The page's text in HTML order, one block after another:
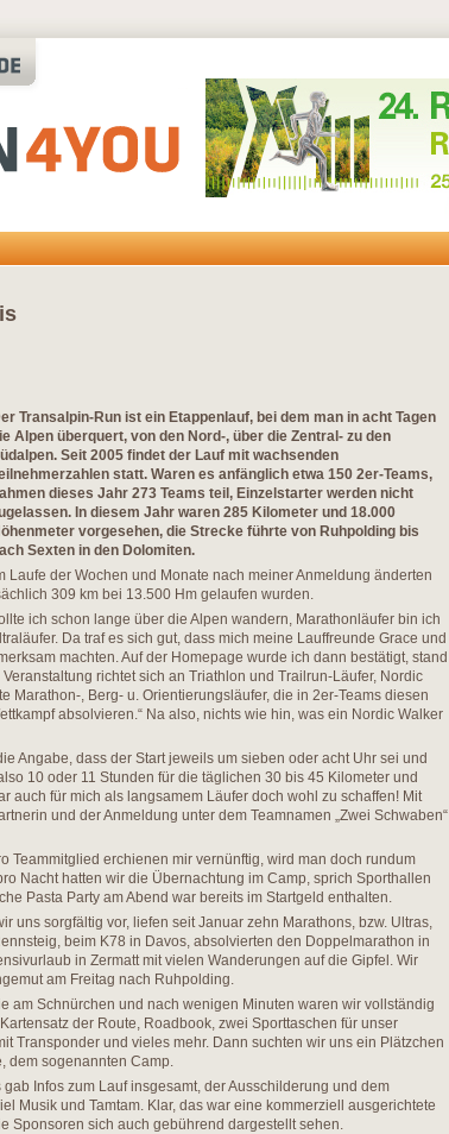
Transalpin-Run ist ein Etappenlauf, bei dem man in acht Tagen
Alpen überquert, von den Nord-, über die Zentral- zu den
Seit 2005 findet der Lauf mit wachsenden
statt. Waren es anfänglich etwa 150 2er-Teams,
dieses Jahr 273 Teams teil, Einzelstarter werden nicht
In diesem Jahr waren 285 Kilometer und 18.000
vorgesehen, die Strecke führte von Ruhpolding bis
Sexten in den Dolomiten.
Laufe der Wochen und Monate nach meiner Anmeldung änderten
309 km bei 13.500 Hm gelaufen wurden.
ich schon lange über die Alpen wandern, Marathonläufer bin ich
Da traf es sich gut, dass mich meine Lauffreunde Grace und
machten. Auf der Homepage wurde ich dann bestätigt, stand
richtet sich an Triathlon und Trailrun-Läufer, Nordic
Marathon-, Berg- u. Orientierungsläufer, die in 2er-Teams diesen
absolvieren.“ Na also, nichts wie hin, was ein Nordic Walker
Angabe, dass der Start jeweils um sieben oder acht Uhr sei und
10 oder 11 Stunden für die täglichen 30 bis 45 Kilometer und
auch für mich als langsamem Läufer doch wohl zu schaffen! Mit
und der Anmeldung unter dem Teamnamen „Zwei Schwaben“
Teammitglied erchienen mir vernünftig, wird man doch rundum
Nacht hatten wir die Übernachtung im Camp, sprich Sporthallen
Pasta Party am Abend war bereits im Startgeld enthalten.
uns sorgfältig vor, liefen seit Januar zehn Marathons, bzw. Ultras,
beim K78 in Davos, absolvierten den Doppelmarathon in
in Zermatt mit vielen Wanderungen auf die Gipfel. Wir
am Freitag nach Ruhpolding.
am Schnürchen und nach wenigen Minuten waren wir vollständig
der Route, Roadbook, zwei Sporttaschen für unser
Transponder und vieles mehr. Dann suchten wir uns ein Plätzchen
dem sogenannten Camp.
Infos zum Lauf insgesamt, der Ausschilderung und dem
Musik und Tamtam. Klar, das war eine kommerziell ausgerichtete
Sponsoren sich auch gebührend dargestellt sehen.